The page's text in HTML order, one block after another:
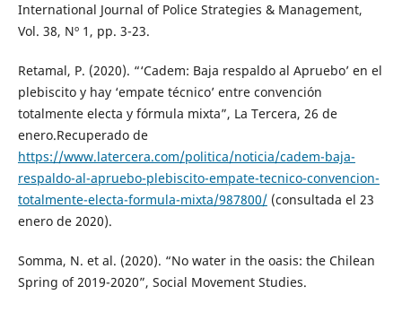
International Journal of Police Strategies & Management,
Vol. 38, Nº 1, pp. 3-23.
Retamal, P. (2020). “‘Cadem: Baja respaldo al Apruebo’ en el
plebiscito y hay ‘empate técnico’ entre convención
totalmente electa y fórmula mixta”, La Tercera, 26 de
enero.Recuperado de
https://www.latercera.com/politica/noticia/cadem-baja-
respaldo-al-apruebo-plebiscito-empate-tecnico-convencion-
totalmente-electa-formula-mixta/987800/(consultada el 23
enero de 2020).
Somma, N. et al. (2020). “No water in the oasis: the Chilean
Spring of 2019-2020”, Social Movement Studies.